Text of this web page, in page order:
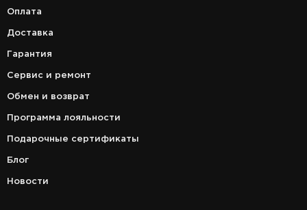
Оплата
Доставка
Гарантия
Сервис и ремонт
Обмен и возврат
Программа лояльности
Подарочные сертификаты
Блог
Новости